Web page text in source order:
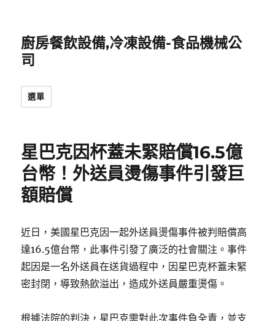
廚房餐飲設備,冷凍設備-食品機械公
司
選單
星巴克因杯蓋未緊賠償16.5億
台幣！外送員燙傷事件引發巨
額賠償
近日，美國星巴克因一起外送員燙傷事件被判賠償高
達16.5億台幣，此事件引發了廣泛的社會關注。事件
起因是一名外送員在送貨過程中，因星巴克杯蓋未緊
密封閉，導致熱飲溢出，造成外送員嚴重燙傷。
根據法院的判決，星巴克需對此次事件負全責，並支